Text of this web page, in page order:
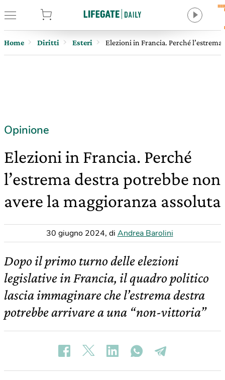
Home Diritti Esteri Elezioni in Francia. Perché
Opinione
Elezioni in Francia. Perché
l’estrema destra potrebbe non
avere la maggioranza assoluta
30 giugno 2024, di Andrea Barolini
Dopo il primo turno delle elezioni
legislative in Francia, il quadro politico
lascia immaginare che l’estrema destra
potrebbe arrivare a una “non-vittoria”